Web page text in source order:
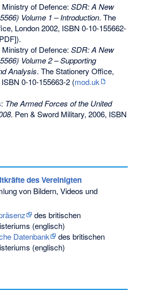
Ministry of Defence:SDR: A New
Volume 1 – Introduction. The
London 2002, ISBN 0-10-155662-
Ministry of Defence:SDR: A New
Volume 2 – Supporting
Analysis. The Stationery Office,
ISBN 0-10-155663-2 (mod.uk
The Armed Forces of the United
. Pen & Sword Military, 2006, ISBN
des Vereinigten
von Bildern, Videos und
des britischen
(englisch)
Datenbank
des britischen
(englisch)